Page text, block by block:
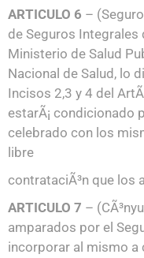
ARTICULO 6 –
de Seguros Integrales
Ministerio de Salud
Nacional de Salud, lo
Incisos 2,3 y 4 del
estarÃ¡ condicionado
celebrado con los
libre
contrataciÃ³n que los
ARTICULO 7 –
amparados por el
incorporar al mismo a